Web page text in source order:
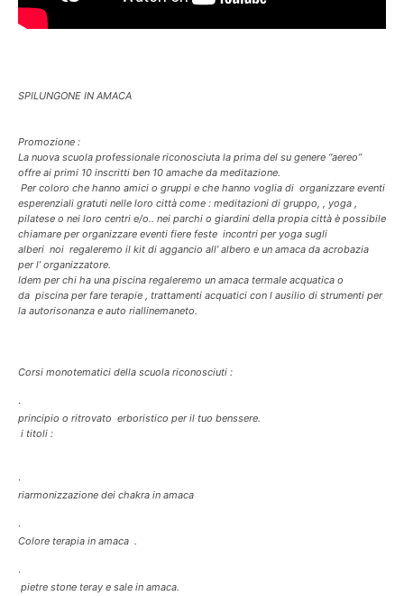
SPILUNGONE IN AMACA
Promozione :
La nuova scuola professionale riconosciuta la prima del su genere “aereo”
offre ai primi 10 inscritti ben 10 amache da meditazione.
Per coloro che hanno amici o gruppi e che hanno voglia di organizzare eventi
esperenziali gratuti nelle loro città come : meditazioni di gruppo, , yoga ,
pilatese o nei loro centri e/o.. nei parchi o giardini della propia città è possibile
chiamare per organizzare eventi fiere feste incontri per yoga sugli
alberi noi regaleremo il kit di aggancio all’ albero e un amaca da acrobazia
per l’ organizzatore.
Idem per chi ha una piscina regaleremo un amaca termale acquatica o
da piscina per fare terapie , trattamenti acquatici con l ausilio di strumenti per
la autorisonanza e auto riallinemaneto.
Corsi monotematici della scuola riconosciuti :
·
principio o ritrovato erboristico per il tuo benssere.
i titoli :
·
riarmonizzazione dei chakra in amaca
·
Colore terapia in amaca .
·
pietre stone teray e sale in amaca.